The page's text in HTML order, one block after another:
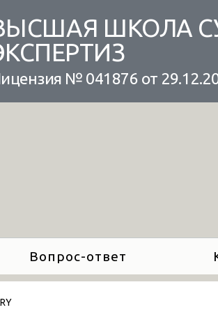
ШКОЛА
№ 041876 от
Вопрос-ответ